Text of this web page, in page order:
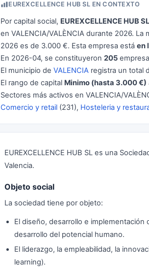
EUREXCELLENCE HUB SL EN CONTEXTO
Por capital social, EUREXCELLENCE HUB SL
en VALENCIA/VALÈNCIA durante 2026.
2026 es de 3.000 €. Esta empresa está en
En 2026-04, se constituyeron 205
El municipio de VALENCIA registra un total
El rango de capital Minimo (hasta 3.000 €)
Sectores más activos en VALENCIA/
Comercio y retail (231), Hosteleria y
EUREXCELLENCE HUB SL es una
Valencia.
Objeto social
La sociedad tiene por objeto:
El diseño, desarrollo e
desarrollo del potencial humano.
El liderazgo, la empleabilidad, la
learning).